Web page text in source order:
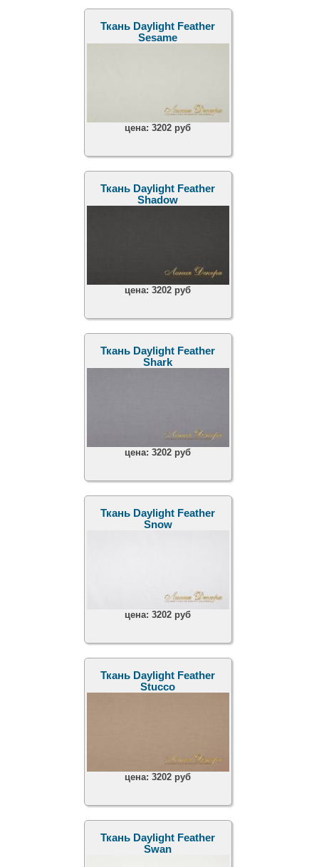
Ткань Daylight Feather
Sesame
цена:3202 руб
Ткань Daylight Feather
Shadow
цена:3202 руб
Ткань Daylight Feather
Shark
цена:3202 руб
Ткань Daylight Feather
Snow
цена:3202 руб
Ткань Daylight Feather
Stucco
цена:3202 руб
Ткань Daylight Feather
Swan